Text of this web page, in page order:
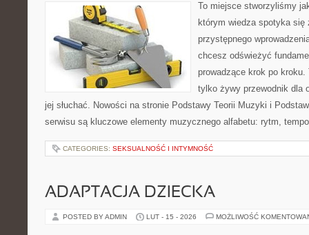
To miejsce stworzyliśmy
którym wiedza spotyka
przystępnego
chcesz odświeżyć
prowadzące krok po
tylko żywy przewodnik dla
jej słuchać. Nowości na stronie Podstawy Teorii Muzyki i
serwisu są kluczowe elementy muzycznego alfabetu: rytm,
CATEGORIES: SEKSUALNOŚĆ I INTYMNOŚĆ
ADAPTACJA DZIECKA
POSTED BY ADMIN LUT - 15 - 2026 MOŻLIWOŚĆ